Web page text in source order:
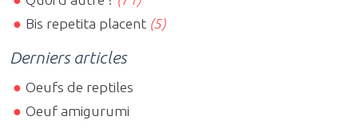
Bis repetita placent (5)
Derniers articles
Oeufs de reptiles
Oeuf amigurumi